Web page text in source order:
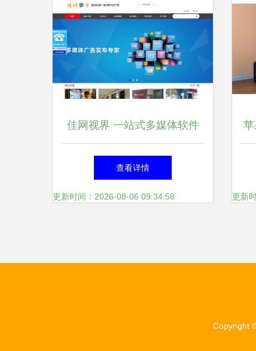
佳网视界 一站式多媒体软件
解决方案的领航者
查看详情
更新时间：2026-08-06 09:34:58 更新
Copyright